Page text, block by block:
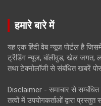
हमारे बारे में
यह एक हिंदी वेब न्यूज़ पोर्टल है
ट्रेंडिंग न्यूज, बॉलीवुड, खेल जगत,
तथा टेक्नोलॉजी से संबंधित खबरें
Disclaimer - समाचार से
तत्वों में उपयोगकर्ताओं द्वारा